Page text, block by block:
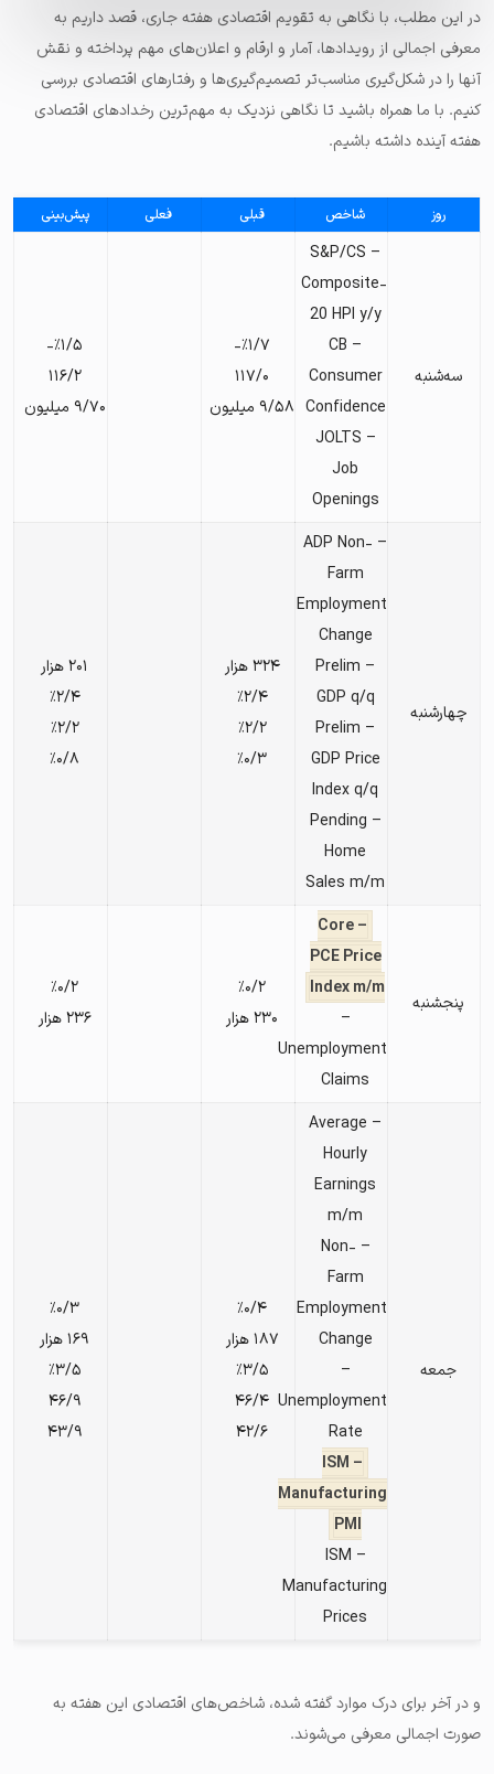
در این مطلب، با نگاهی به تقویم اقتصادی هفته جاری، قصد داریم به
معرفی اجمالی از رویدادها، آمار و ارقام و اعلان‌های مهم پرداخته و نقش
آنها را در شکل‌گیری مناسب‌تر تصمیم‌گیری‌ها و رفتارهای اقتصادی بررسی
کنیم. با ما همراه باشید تا نگاهی نزدیک به مهم‌ترین رخدادهای اقتصادی
هفته آینده داشته باشیم.
روز شاخص قبلی فعلی پیش‌بینی
سه‌شنبه
– S&P/CS
Composite-
20 HPI y/y
– CB
Consumer
Confidence
– JOLTS
Job
Openings
٪۱/۷-
۱۱۷/۰
۹/۵۸ میلیون
٪۱/۵-
۱۱۶/۲
۹/۷۰ میلیون
چهارشنبه
– ADP Non-
Farm
Employment
Change
– Prelim
GDP q/q
– Prelim
GDP Price
Index q/q
– Pending
Home
Sales m/m
۳۲۴ هزار
٪۲/۴
٪۲/۲
٪۰/۳
۲۰۱ هزار
٪۲/۴
٪۲/۲
٪۰/۸
پنجشنبه
– Core
PCE Price
Index m/m
–
Unemployment
Claims
٪۰/۲
۲۳۰ هزار
٪۰/۲
۲۳۶ هزار
جمعه
– Average
Hourly
Earnings
m/m
– Non-
Farm
Employment
Change
–
Unemployment
Rate
– ISM
Manufacturing
PMI
– ISM
Manufacturing
Prices
٪۰/۴
۱۸۷ هزار
٪۳/۵
۴۶/۴
۴۲/۶
٪۰/۳
۱۶۹ هزار
٪۳/۵
۴۶/۹
۴۳/۹
و در آخر برای درک موارد گفته شده، شاخص‌های اقتصادی این هفته به
صورت اجمالی معرفی می‌شوند.